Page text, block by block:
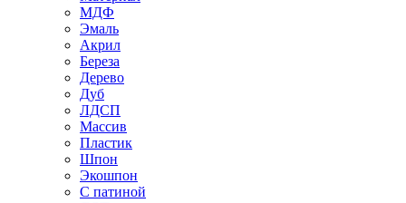
МДФ
Эмаль
Акрил
Береза
Дерево
Дуб
ЛДСП
Массив
Пластик
Шпон
Экошпон
С патиной